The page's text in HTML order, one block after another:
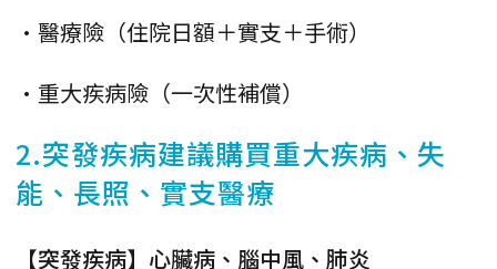
•醫療險（住院日額＋實支＋手術）
•重大疾病險（一次性補償）
2.突發疾病建議購買重大疾病、失
能、長照、實支醫療
【突發疾病】心臟病、腦中風、肺炎